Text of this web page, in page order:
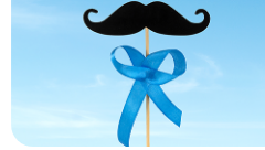
让我们与你并肩而行。
拥抱每刻，留住这爱。